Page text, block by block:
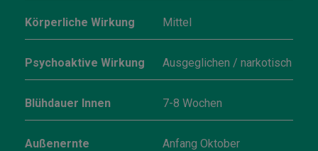
Körperliche Wirkung Mittel
Psychoaktive Wirkung Ausgeglichen / narkotisch
Blühdauer Innen 7-8 Wochen
Außenernte Anfang Oktober